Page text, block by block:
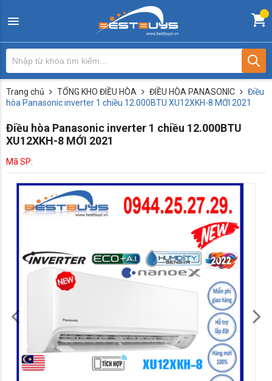
Trang chủ TỔNG KHO ĐIỀU HÒA ĐIỀU HÒA PANASONIC
Điều
hòa Panasonic inverter 1 chiều 12.000BTU XU12XKH-8 MỚI 2021
Điều hòa Panasonic inverter 1 chiều 12.000BTU
XU12XKH-8 MỚI 2021
Mã SP: